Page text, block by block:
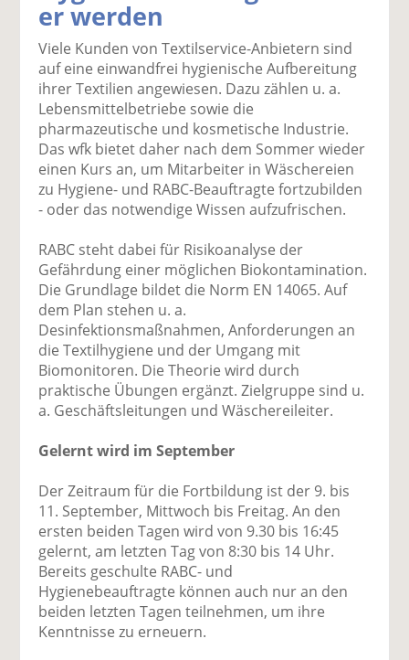
el
a
uf
F
ac
e
b
o
o
k
te
il
e
n
t
wi
tt
er
n
a
uf
Li
n
k
e
di
n
te
e
n
p
er
E
m
ai
l
v
er
se
d
e
n
ru
er werden
Viele Kunden von Textilservice-Anbietern sind
auf eine einwandfrei hygienische Aufbereitung
ihrer Textilien angewiesen. Dazu zählen u. a.
Lebensmittelbetriebe sowie die
pharmazeutische und kosmetische Industrie.
Das wfk bietet daher nach dem Sommer wieder
einen Kurs an, um Mitarbeiter in Wäschereien
zu Hygiene- und RABC-Beauftragte fortzubilden
- oder das notwendige Wissen aufzufrischen.
RABC steht dabei für Risikoanalyse der
Gefährdung einer möglichen Biokontamination.
Die Grundlage bildet die Norm EN 14065. Auf
dem Plan stehen u. a.
Desinfektionsmaßnahmen, Anforderungen an
die Textilhygiene und der Umgang mit
Biomonitoren. Die Theorie wird durch
praktische Übungen ergänzt. Zielgruppe sind u.
a. Geschäftsleitungen und Wäschereileiter.
Gelernt wird im September
Der Zeitraum für die Fortbildung ist der 9. bis
11. September, Mittwoch bis Freitag. An den
ersten beiden Tagen wird von 9.30 bis 16:45
gelernt, am letzten Tag von 8:30 bis 14 Uhr.
Bereits geschulte RABC- und
Hygienebeauftragte können auch nur an den
beiden letzten Tagen teilnehmen, um ihre
Kenntnisse zu erneuern.